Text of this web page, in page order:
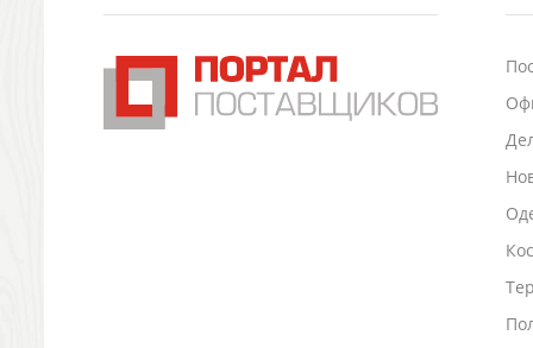
Подставки для визиток записок телефонов
Промо
Антистрессы